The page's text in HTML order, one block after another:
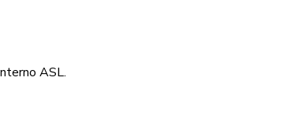
ASL.